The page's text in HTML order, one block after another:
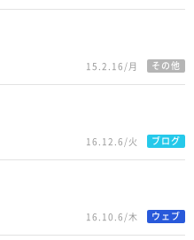
15.2.16/月 その他
16.12.6/火 ブログ
16.10.6/木 ウェブ